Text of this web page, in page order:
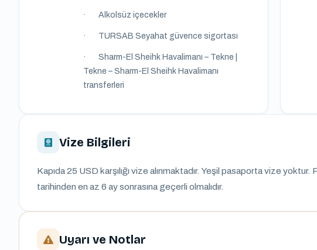
· Alkolsüz içecekler
· TURSAB Seyahat güvence sigortası
· Sharm-El Sheihk Havalimanı – Tekne |
Tekne – Sharm-El Sheihk Havalimanı
transferleri
Vize Bilgileri
Kapıda 25 USD karşılığı vize alınmaktadır. Yeşil pasaporta vize
tarihinden en az 6 ay sonrasına geçerli olmalıdır.
Uyarı ve Notlar